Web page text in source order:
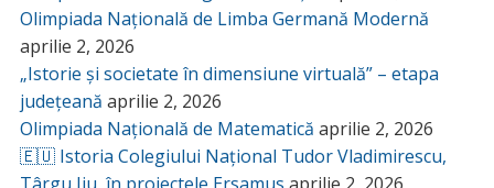
Olimpiada Națională de Limba Germană Modernă
aprilie 2, 2026
„Istorie și societate în dimensiune virtuală” – etapa
județeană aprilie 2, 2026
Olimpiada Națională de Matematică aprilie 2, 2026
🇪🇺 Istoria Colegiului Național Tudor Vladimirescu,